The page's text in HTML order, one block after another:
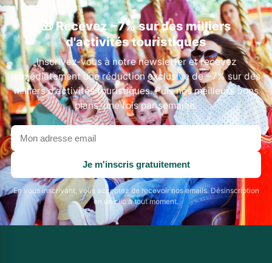
🎁 Recevez −7% sur des milliers
d'activités touristiques
Inscrivez-vous à notre newsletter et recevez
immédiatement une réduction exclusive de −7% sur des
milliers d'activités touristiques. Puis nos meilleurs bons
plans, une fois par semaine.
Votre
adresse
email
Je m'inscris gratuitement
En vous inscrivant, vous acceptez de recevoir nos emails. Désinscription
en un clic à tout moment.